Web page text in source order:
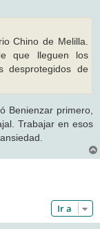
Chino de Melilla.
que lleguen los
desprotegidos de
Benienzar primero,
Trabajar en esos
Ir a